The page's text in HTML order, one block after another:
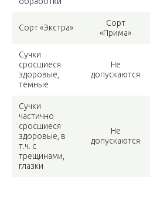
Сорт «Экстра»
Сорт
«Прима»
Сучки
сросшиеся
здоровые,
темные
Не
допускаются
Сучки
частично
сросшиеся
здоровые, в
т.ч. с
трещинами,
глазки
Не
допускаются